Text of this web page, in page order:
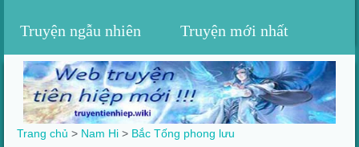
Truyện ngẫu nhiên Truyện mới nhất
Trang chủ > Nam Hi >‎ Bắc Tống phong lưu